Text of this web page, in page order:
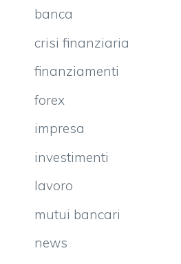
banca
crisi finanziaria
finanziamenti
forex
impresa
investimenti
lavoro
mutui bancari
news